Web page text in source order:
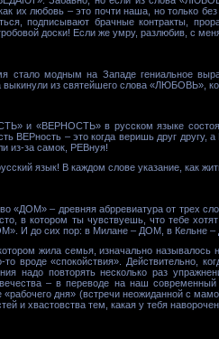
их любовь – это почти наша, но только
подписывают брачные контракты,
доски! Если же умру, разлюбив, с
стало модным на Западе гениальное
выкинули из святейшего слова «ЛЮБОВЬ»,
и «ВЕРНОСТЬ» в русском языке
ВЕРность – это когда веришь друг другу,
из-за самок, РЕВнуя!
язык! В каждом слове указание, как
«ДОМ» – древняя абрревиатура от трех
в котором ты чувствуешь, что тебе
И до сих пор: в Милане – ДОМ, в Кельне
жила семья, изначально
то вроде «спокойствия». Действительно,
надо повторять несколько раз
– в переводе на наш
«рабочего дня» (встречи неожиданной с
и хвастовства тем, какая у тебя